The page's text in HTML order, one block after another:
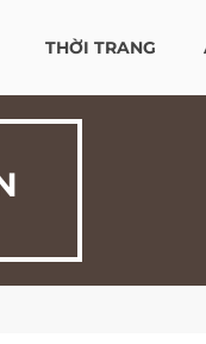
THỜI TRANG